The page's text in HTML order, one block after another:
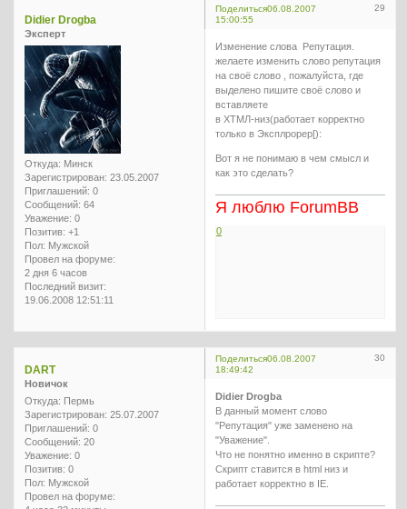
Поделиться 29
06.08.2007
15:00:55
Didier Drogba
Эксперт
Откуда: Минск
Зарегистрирован: 23.05.2007
Приглашений: 0
Сообщений: 64
Уважение: 0
Позитив: +1
Пол: Мужской
Провел на форуме:
2 дня 6 часов
Последний визит:
19.06.2008 12:51:11
Изменение слова Репутация.
желаете изменить слово репутация
на своё слово , пожалуйста, где
выделено пишите своё слово и
вставляете
в ХТМЛ-низ(работает корректно
только в Эксплрорер[):
Вот я не понимаю в чем смысл и
как это сделать?
Я люблю ForumBB
0
Поделиться 30
06.08.2007
18:49:42
DART
Новичок
Откуда: Пермь
Зарегистрирован: 25.07.2007
Приглашений: 0
Сообщений: 20
Уважение: 0
Позитив: 0
Пол: Мужской
Провел на форуме:
Didier Drogba
В данный момент слово
"Репутация" уже заменено на
"Уважение".
Что не понятно именно в скрипте?
Скрипт ставится в html низ и
работает корректно в IE.